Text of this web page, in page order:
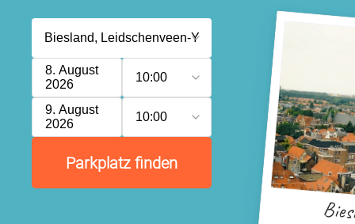
8. August
2026
10:00
9. August
2026
10:00
Parkplatz finden